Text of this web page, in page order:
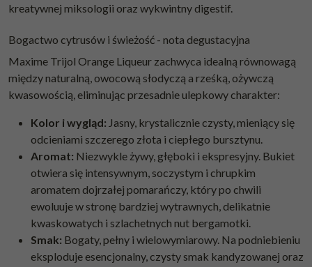
kreatywnej miksologii oraz wykwintny digestif.
Bogactwo cytrusów i świeżość - nota degustacyjna
Maxime Trijol Orange Liqueur zachwyca idealną równowagą
między naturalną, owocową słodyczą a rześką, ożywczą
kwasowością, eliminując przesadnie ulepkowy charakter:
Kolor i wygląd: Jasny, krystalicznie czysty, mieniący się
odcieniami szczerego złota i ciepłego bursztynu.
Aromat: Niezwykle żywy, głęboki i ekspresyjny. Bukiet
otwiera się intensywnym, soczystym i chrupkim
aromatem dojrzałej pomarańczy, który po chwili
ewoluuje w stronę bardziej wytrawnych, delikatnie
kwaskowatych i szlachetnych nut bergamotki.
Smak: Bogaty, pełny i wielowymiarowy. Na podniebieniu
eksploduje esencjonalny, czysty smak kandyzowanej oraz